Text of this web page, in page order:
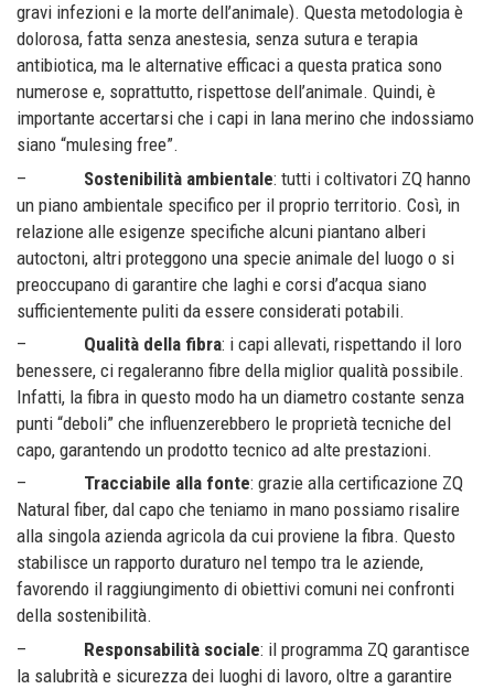
gravi infezioni e la morte dell’animale). Questa metodologia è
dolorosa, fatta senza anestesia, senza sutura e terapia
antibiotica, ma le alternative efficaci a questa pratica sono
numerose e, soprattutto, rispettose dell’animale. Quindi, è
importante accertarsi che i capi in lana merino che indossiamo
siano “mulesing free”.
– Sostenibilità ambientale: tutti i coltivatori ZQ hanno
un piano ambientale specifico per il proprio territorio. Così, in
relazione alle esigenze specifiche alcuni piantano alberi
autoctoni, altri proteggono una specie animale del luogo o si
preoccupano di garantire che laghi e corsi d’acqua siano
sufficientemente puliti da essere considerati potabili.
– Qualità della fibra: i capi allevati, rispettando il loro
benessere, ci regaleranno fibre della miglior qualità possibile.
Infatti, la fibra in questo modo ha un diametro costante senza
punti “deboli” che influenzerebbero le proprietà tecniche del
capo, garantendo un prodotto tecnico ad alte prestazioni.
–
Tracciabile alla fonte: grazie alla certificazione ZQ
Natural fiber, dal capo che teniamo in mano possiamo risalire
alla singola azienda agricola da cui proviene la fibra. Questo
stabilisce un rapporto duraturo nel tempo tra le aziende,
favorendo il raggiungimento di obiettivi comuni nei confronti
della sostenibilità.
–
Responsabilità sociale: il programma ZQ garantisce
la salubrità e sicurezza dei luoghi di lavoro, oltre a garantire